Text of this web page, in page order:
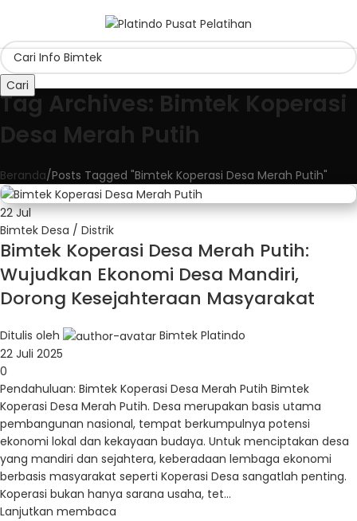
Cari
Tag Archives: Bimtek Koperasi
Desa Merah Putih
Beranda Posts Tagged "Bimtek Koperasi Desa Merah Putih"
22Jul
Bimtek Desa / Distrik
Bimtek Koperasi Desa Merah Putih:
Wujudkan Ekonomi Desa Mandiri,
Dorong Kesejahteraan Masyarakat
Ditulis oleh
Bimtek Platindo
22 Juli 2025
0
Pendahuluan: Bimtek Koperasi Desa Merah Putih Bimtek
Koperasi Desa Merah Putih. Desa merupakan basis utama
pembangunan nasional, tempat berkumpulnya potensi
ekonomi lokal dan kekayaan budaya. Untuk menciptakan desa
yang mandiri dan sejahtera, keberadaan lembaga ekonomi
berbasis masyarakat seperti Koperasi Desa sangatlah penting.
Koperasi bukan hanya sarana usaha, tet...
Lanjutkan membaca